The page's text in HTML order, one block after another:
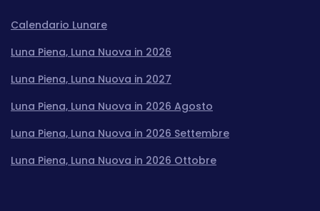
Calendario Lunare
Luna Piena, Luna Nuova in 2026
Luna Piena, Luna Nuova in 2027
Luna Piena, Luna Nuova in 2026 Agosto
Luna Piena, Luna Nuova in 2026 Settembre
Luna Piena, Luna Nuova in 2026 Ottobre